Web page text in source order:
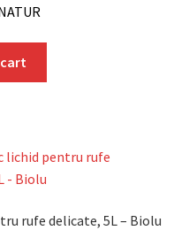
rufe delicate, 5L – Biolu